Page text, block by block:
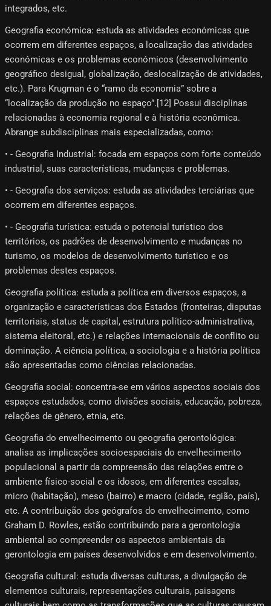
integrados, etc.
Geografia económica: estuda as atividades económicas que
ocorrem em diferentes espaços, a localização das atividades
económicas e os problemas económicos (desenvolvimento
geográfico desigual, globalização, deslocalização de atividades,
etc.). Para Krugman é o “ramo da economia” sobre a
“localização da produção no espaço”.[12] Possui disciplinas
relacionadas à economia regional e à história econômica.
Abrange subdisciplinas mais especializadas, como:
• - Geografia Industrial: focada em espaços com forte conteúdo
industrial, suas características, mudanças e problemas.
• - Geografia dos serviços: estuda as atividades terciárias que
ocorrem em diferentes espaços.
• - Geografia turística: estuda o potencial turístico dos
territórios, os padrões de desenvolvimento e mudanças no
turismo, os modelos de desenvolvimento turístico e os
problemas destes espaços.
Geografia política: estuda a política em diversos espaços, a
organização e características dos Estados (fronteiras, disputas
territoriais, status de capital, estrutura político-administrativa,
sistema eleitoral, etc.) e relações internacionais de conflito ou
dominação. A ciência política, a sociologia e a história política
são apresentadas como ciências relacionadas.
Geografia social: concentra-se em vários aspectos sociais dos
espaços estudados, como divisões sociais, educação, pobreza,
relações de gênero, etnia, etc.
Geografia do envelhecimento ou geografia gerontológica:
analisa as implicações socioespaciais do envelhecimento
populacional a partir da compreensão das relações entre o
ambiente físico-social e os idosos, em diferentes escalas,
micro (habitação), meso (bairro) e macro (cidade, região, país),
etc. A contribuição dos geógrafos do envelhecimento, como
Graham D. Rowles, estão contribuindo para a gerontologia
ambiental ao compreender os aspectos ambientais da
gerontologia em países desenvolvidos e em desenvolvimento.
Geografia cultural: estuda diversas culturas, a divulgação de
elementos culturais, representações culturais, paisagens